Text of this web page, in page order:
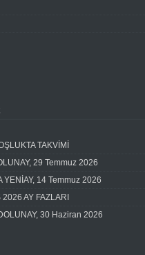
TAKVİMİ
29 Temmuz 2026
14 Temmuz 2026
AY FAZLARI
30 Haziran 2026